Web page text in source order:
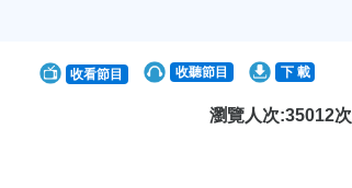
收看節目 收聽節目 下 載
瀏覽人次:35012次